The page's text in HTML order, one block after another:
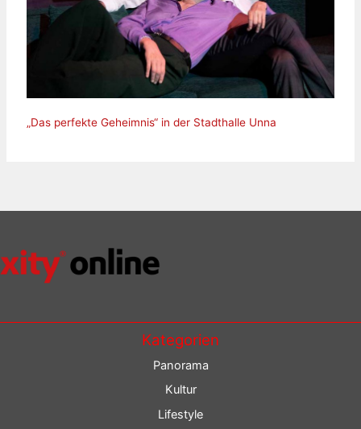
„Das perfekte Geheimnis“ in der Stadthalle Unna
Kategorien
Panorama
Kultur
Lifestyle